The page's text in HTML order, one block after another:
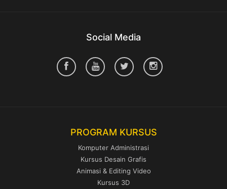
Social Media
PROGRAM KURSUS
Komputer Administrasi
Kursus Desain Grafis
Animasi & Editing Video
Kursus 3D